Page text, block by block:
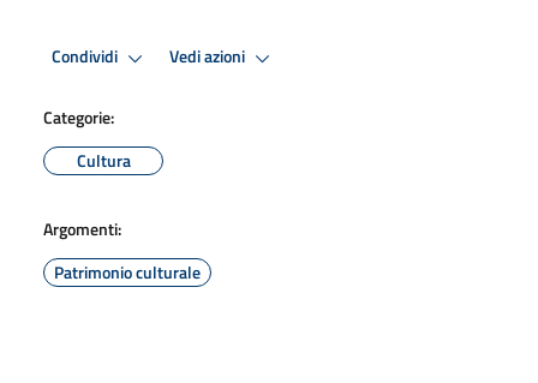
Condividi Vedi azioni
Categorie:
Cultura
Argomenti:
Patrimonio culturale